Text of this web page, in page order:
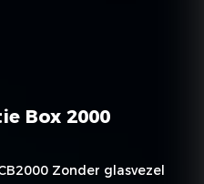
Box 2000
Zonder glasvezel